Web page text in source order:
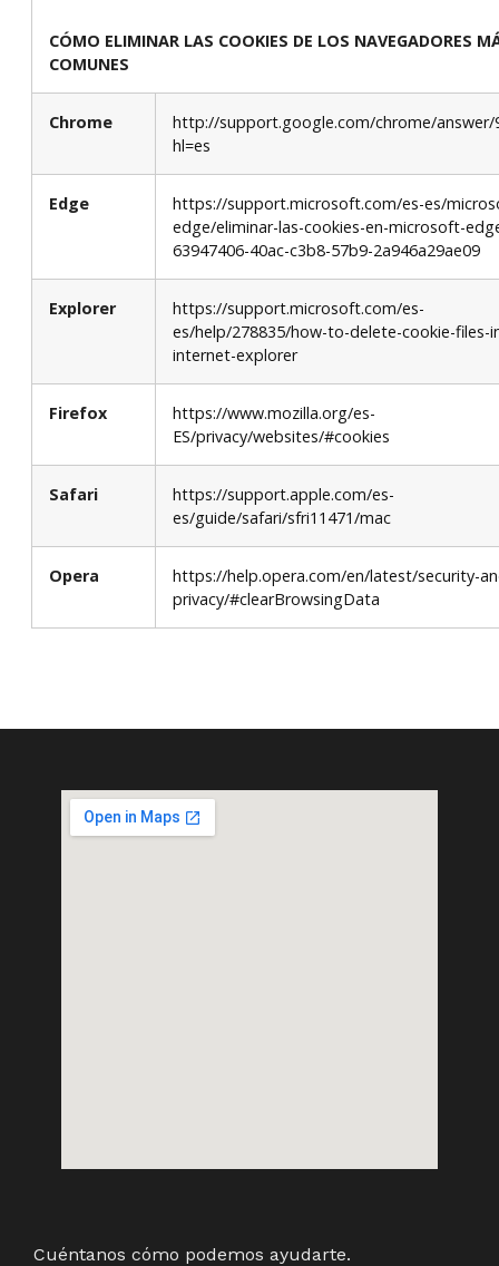
CÓMO ELIMINAR LAS COOKIES DE LOS NAVEGADORES
COMUNES
Chrome
http://support.google.com/chrome/answer/
hl=es
Edge
https://support.microsoft.com/es-es/
edge/eliminar-las-cookies-en-microsoft-
63947406-40ac-c3b8-57b9-2a946a29ae09
Explorer
https://support.microsoft.com/es-
es/help/278835/how-to-delete-cookie-files-
internet-explorer
Firefox
https://www.mozilla.org/es-
ES/privacy/websites/#cookies
Safari
https://support.apple.com/es-
es/guide/safari/sfri11471/mac
Opera
https://help.opera.com/en/latest/security-
privacy/#clearBrowsingData
Cuéntanos cómo podemos ayudarte.